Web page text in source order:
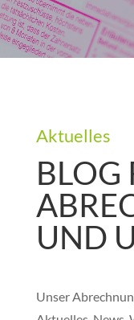
Aktuelles
BLOG
UND
Unser